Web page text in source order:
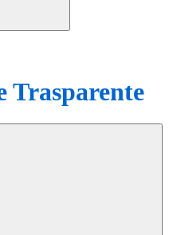
Trasparente